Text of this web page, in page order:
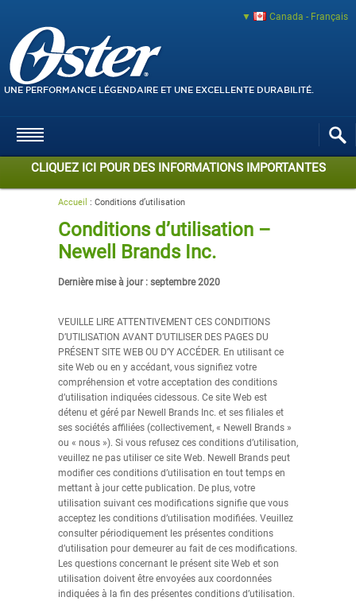
Canada - Français
UNE PERFORMANCE LÉGENDAIRE ET UNE EXCELLENTE DURABILITÉ.
CLIQUEZ ICI POUR DES INFORMATIONS IMPORTANTES
Accueil : Conditions d’utilisation
Conditions d’utilisation –
Newell Brands Inc.
Dernière mise à jour : septembre 2020
VEUILLE LIRE ATTENTIVEMENT CES CONDITIONS
D’UTILISATION AVANT D’UTILISER DES PAGES DU
PRÉSENT SITE WEB OU D’Y ACCÉDER. En utilisant ce
site Web ou en y accédant, vous signifiez votre
compréhension et votre acceptation des conditions
d’utilisation indiquées cidessous. Ce site Web est
détenu et géré par Newell Brands Inc. et ses filiales et
ses sociétés affiliées (collectivement, « Newell Brands »
ou « nous »). Si vous refusez ces conditions d’utilisation,
veuillez ne pas utiliser ce site Web. Newell Brands peut
modifier ces conditions d’utilisation en tout temps en
mettant à jour cette publication. De plus, votre
utilisation suivant ces modifications signifie que vous
acceptez les conditions d’utilisation modifiées. Veuillez
consulter périodiquement les présentes conditions
d’utilisation pour demeurer au fait de ces modifications.
Les questions concernant le présent site Web et son
utilisation doivent être envoyées aux coordonnées
indiquées à la fin des présentes conditions d’utilisation.